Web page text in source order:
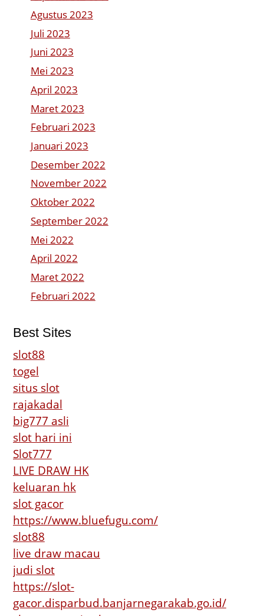
Agustus 2023
Juli 2023
Juni 2023
Mei 2023
April 2023
Maret 2023
Februari 2023
Januari 2023
Desember 2022
November 2022
Oktober 2022
September 2022
Mei 2022
April 2022
Maret 2022
Februari 2022
Best Sites
slot88
togel
situs slot
rajakadal
big777 asli
slot hari ini
Slot777
LIVE DRAW HK
keluaran hk
slot gacor
https://www.bluefugu.com/
slot88
live draw macau
judi slot
https://slot-
gacor.disparbud.banjarnegarakab.go.id/